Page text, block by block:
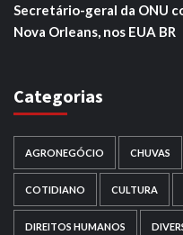
Secretário-geral da ONU
Nova Orleans, nos EUA BR
Categorias
AGRONEGÓCIO CHUVAS
COTIDIANO CULTURA
DIREITOS HUMANOS